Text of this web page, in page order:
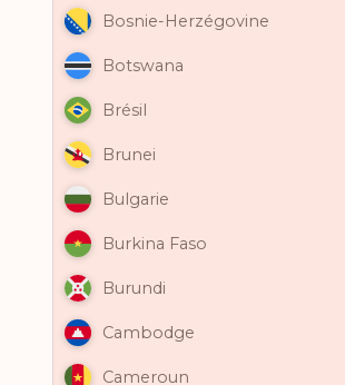
Bosnie-Herzégovine
Botswana
Brésil
Brunei
Bulgarie
Burkina Faso
Burundi
Cambodge
Cameroun